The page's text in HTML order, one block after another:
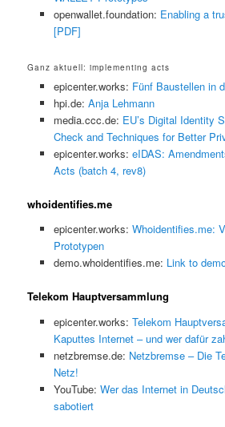
openwallet.foundation: Enabling a
[PDF]
Ganz aktuell: implementing acts
epicenter.works: Fünf Baustellen in
hpi.de: Anja Lehmann
media.ccc.de: EU’s Digital Identity
Check and Techniques for Better
epicenter.works: eIDAS:
Acts (batch 4, rev8)
whoidentifies.me
epicenter.works: Whoidentifies.me:
Prototypen
demo.whoidentifies.me: Link to
Telekom Hauptversammlung
epicenter.works: Telekom
Kaputtes Internet – und wer dafür
netzbremse.de: Netzbremse – Die
Netz!
YouTube: Wer das Internet in
sabotiert